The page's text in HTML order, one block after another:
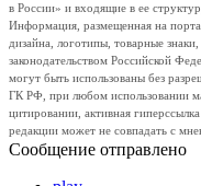
в России» и входящие в ее
Информация, размещенная на
дизайна, логотипы, товарные
законодательством Российской
могут быть использованы без
ГК РФ, при любом использовании
цитировании, активная
редакции может не совпадать с
Сообщение отправлено